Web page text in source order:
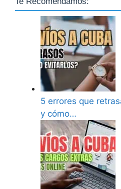
5 errores que
y cómo…